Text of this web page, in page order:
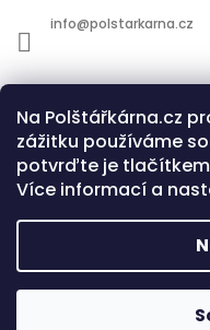
Na Polštářkárna.cz
zážitku používáme
potvrďte je tlačítkem
Více informací a
info@polstarkarna.cz
Dotace Evropské unie